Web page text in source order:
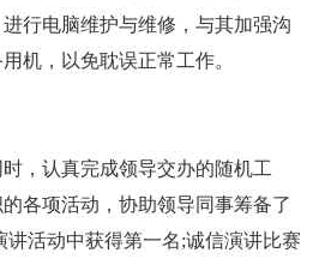
行电脑维护与维修，与其加强沟
机，以免耽误正常工作。
，认真完成领导交办的随机工
各项活动，协助领导同事筹备了
活动中获得第一名;诚信演讲比赛